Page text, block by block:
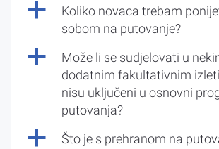
a
Koliko novaca trebam
sobom na putovanje?
a
Može li se sudjelovati u
dodatnim fakultativnim
nisu uključeni u osnovni
putovanja?
a Što je s prehranom na